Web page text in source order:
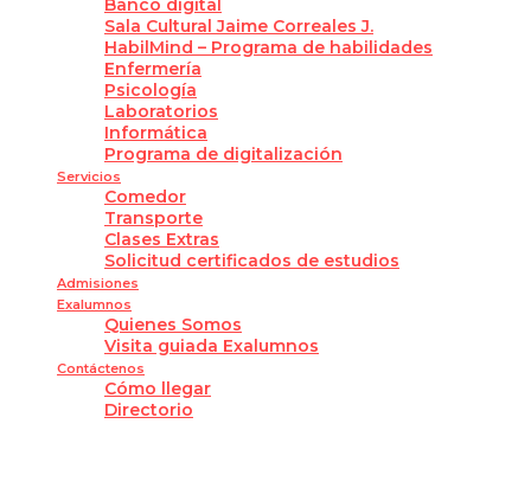
Banco digital
Sala Cultural Jaime Correales J.
HabilMind – Programa de habilidades
Enfermería
Psicología
Laboratorios
Informática
Programa de digitalización
Servicios
Comedor
Transporte
Clases Extras
Solicitud certificados de estudios
Admisiones
Exalumnos
Quienes Somos
Visita guiada Exalumnos
Contáctenos
Cómo llegar
Directorio